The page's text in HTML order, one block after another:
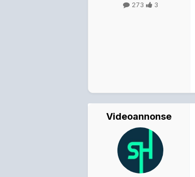
273 3
Videoannonse